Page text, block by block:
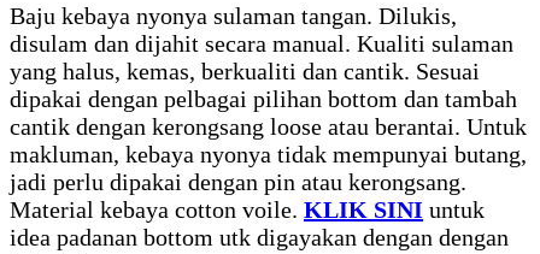
Baju kebaya nyonya sulaman tangan. Dilukis,
disulam dan dijahit secara manual. Kualiti sulaman
yang halus, kemas, berkualiti dan cantik. Sesuai
dipakai dengan pelbagai pilihan bottom dan tambah
cantik dengan kerongsang loose atau berantai. Untuk
makluman, kebaya nyonya tidak mempunyai butang,
jadi perlu dipakai dengan pin atau kerongsang.
Material kebaya cotton voile. KLIK SINI untuk
idea padanan bottom utk digayakan dengan dengan